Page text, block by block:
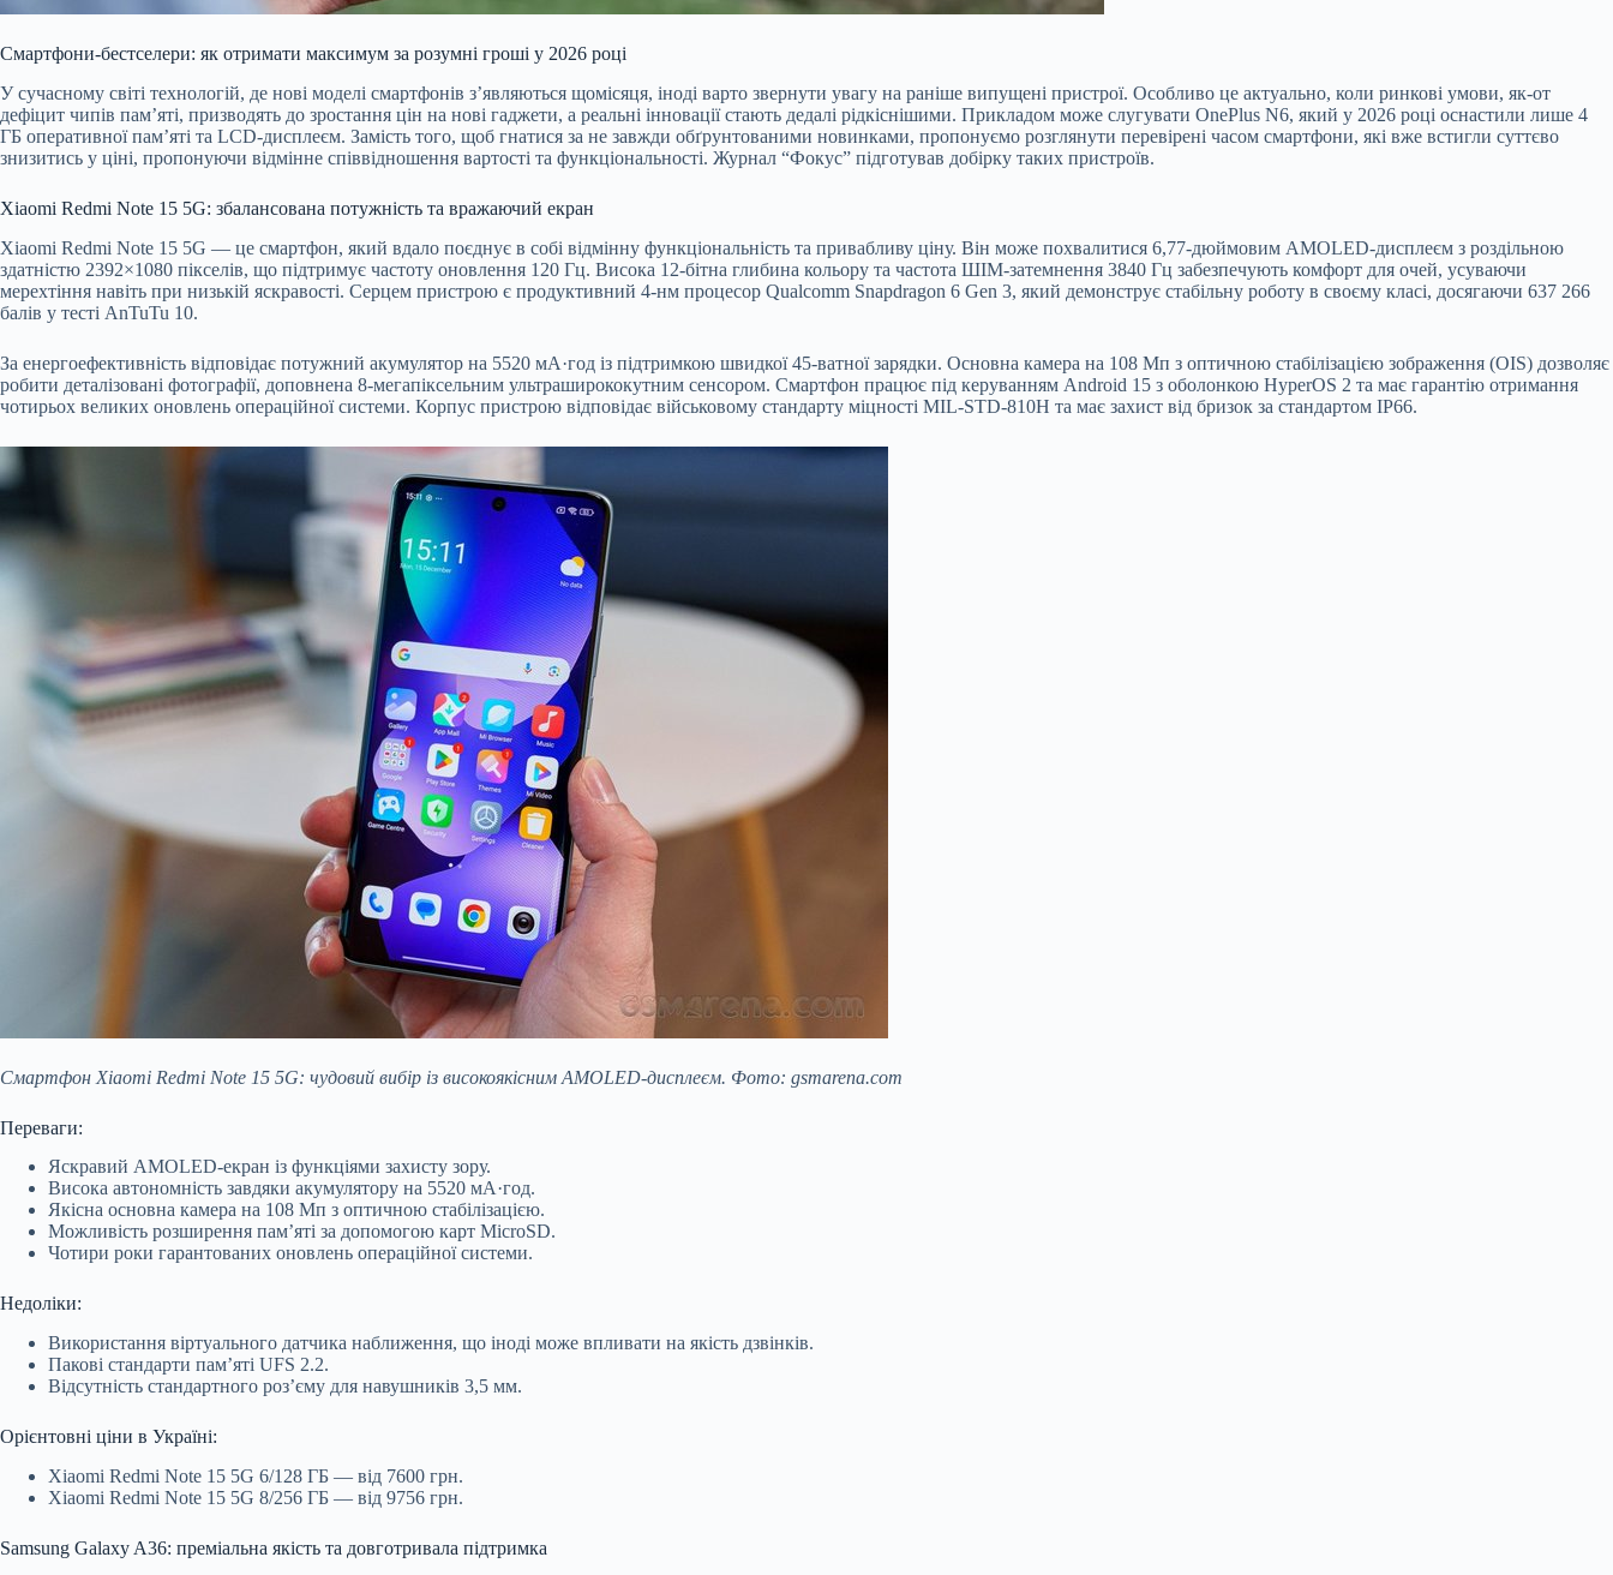
Смартфони-бестселери: як отримати максимум за розумні гроші у 2026 році
У сучасному світі технологій, де нові моделі смартфонів з’являються щомісяця, іноді варто звернути увагу на раніше випущені пристрої. Особливо це актуально, коли ринкові умови, як-от
дефіцит чипів пам’яті, призводять до зростання цін на нові гаджети, а реальні інновації стають дедалі рідкіснішими. Прикладом може слугувати OnePlus N6, який у 2026 році оснастили лише 4
ГБ оперативної пам’яті та LCD-дисплеєм. Замість того, щоб гнатися за не завжди обґрунтованими новинками, пропонуємо розглянути перевірені часом смартфони, які вже встигли суттєво
знизитись у ціні, пропонуючи відмінне співвідношення вартості та функціональності. Журнал “Фокус” підготував добірку таких пристроїв.
Xiaomi Redmi Note 15 5G: збалансована потужність та вражаючий екран
Xiaomi Redmi Note 15 5G — це смартфон, який вдало поєднує в собі відмінну функціональність та привабливу ціну. Він може похвалитися 6,77-дюймовим AMOLED-дисплеєм з роздільною
здатністю 2392×1080 пікселів, що підтримує частоту оновлення 120 Гц. Висока 12-бітна глибина кольору та частота ШІМ-затемнення 3840 Гц забезпечують комфорт для очей, усуваючи
мерехтіння навіть при низькій яскравості. Серцем пристрою є продуктивний 4-нм процесор Qualcomm Snapdragon 6 Gen 3, який демонструє стабільну роботу в своєму класі, досягаючи 637 266
балів у тесті AnTuTu 10.
За енергоефективність відповідає потужний акумулятор на 5520 мА·год із підтримкою швидкої 45-ватної зарядки. Основна камера на 108 Мп з оптичною стабілізацією зображення (OIS) дозволяє
робити деталізовані фотографії, доповнена 8-мегапіксельним ультраширококутним сенсором. Смартфон працює під керуванням Android 15 з оболонкою HyperOS 2 та має гарантію отримання
чотирьох великих оновлень операційної системи. Корпус пристрою відповідає військовому стандарту міцності MIL-STD-810H та має захист від бризок за стандартом IP66.
Смартфон Xiaomi Redmi Note 15 5G: чудовий вибір із високоякісним AMOLED-дисплеєм. Фото: gsmarena.com
Переваги:
Яскравий AMOLED-екран із функціями захисту зору.
Висока автономність завдяки акумулятору на 5520 мА·год.
Якісна основна камера на 108 Мп з оптичною стабілізацією.
Можливість розширення пам’яті за допомогою карт MicroSD.
Чотири роки гарантованих оновлень операційної системи.
Недоліки:
Використання віртуального датчика наближення, що іноді може впливати на якість дзвінків.
Пакові стандарти пам’яті UFS 2.2.
Відсутність стандартного роз’єму для навушників 3,5 мм.
Орієнтовні ціни в Україні:
Xiaomi Redmi Note 15 5G 6/128 ГБ — від 7600 грн.
Xiaomi Redmi Note 15 5G 8/256 ГБ — від 9756 грн.
Samsung Galaxy A36: преміальна якість та довготривала підтримка